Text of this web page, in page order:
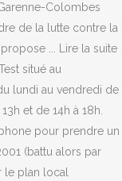
Colombes
de la lutte contre la
... Lire la suite
situé au
lundi au vendredi de
et de 14h à 18h.
pour prendre un
(battu alors par
le plan local